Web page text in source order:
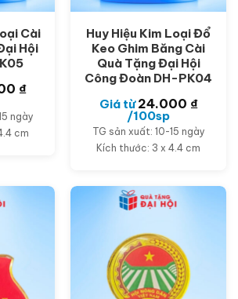
Cài
Hội
₫
ngày
cm
Huy Hiệu Kim Loại Đổ
Keo Ghim Băng Cài
Quà Tặng Đại Hội
Công Đoàn DH-PK04
Giá từ24.000 ₫
/100sp
TG sản xuất: 10-15 ngày
Kích thước: 3 x 4.4 cm